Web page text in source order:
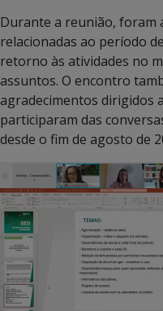
Durante a reunião, foram
relacionadas ao período
retorno às atividades no
assuntos. O encontro
agradecimentos dirigidos
participaram das
desde o fim de agosto de